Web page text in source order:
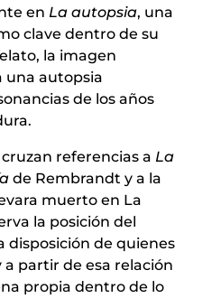
en La autopsia, una
clave dentro de su
la imagen
una autopsia
de los años
referencias a La
de Rembrandt y a la
muerto en La
la posición del
disposición de quienes
partir de esa relación
propia dentro de lo